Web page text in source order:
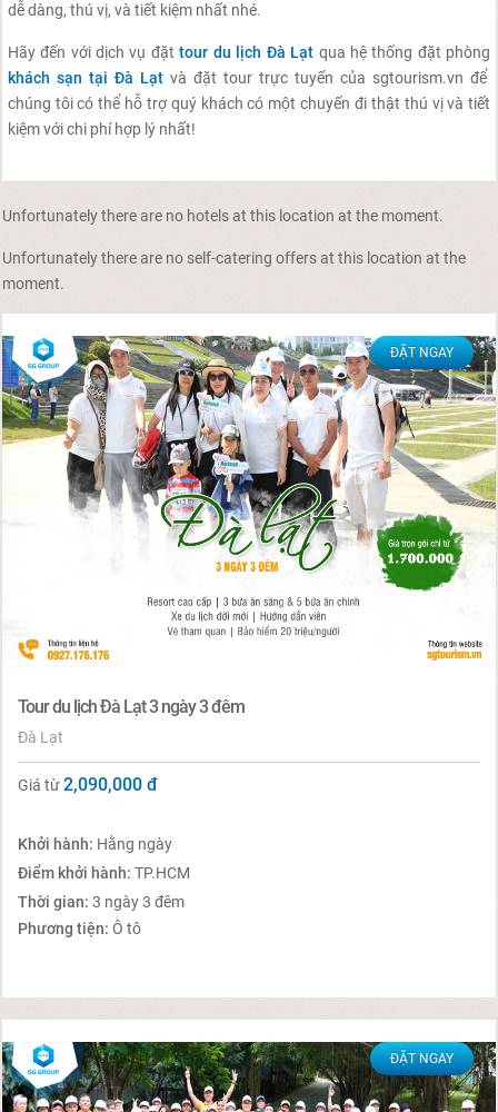
dễ dàng, thú vị, và tiết kiệm nhất nhé.
Hãy đến với dịch vụ đặttour du lịch Đà Lạt qua hệ thống đặt phòng
khách sạn tại Đà Lạt và đặt tour trực tuyến của sgtourism.vn để
chúng tôi có thể hỗ trợ quý khách có một chuyến đi thật thú vị và tiết
kiệm với chi phí hợp lý nhất!
Unfortunately there are no hotels at this location at the moment.
Unfortunately there are no self-catering offers at this location at the
moment.
Tour du lịch Đà Lạt 3 ngày 3 đêm
Đà Lạt
Giá từ2,090,000 đ
Khởi hành: Hằng ngày
Điểm khởi hành: TP.HCM
Thời gian: 3 ngày 3 đêm
Phương tiện: Ô tô
ĐẶT NGAY
ĐẶT NGAY